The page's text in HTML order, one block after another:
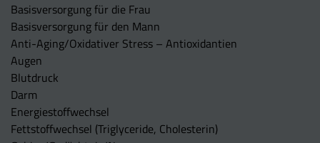
Basisversorgung für die Frau
Basisversorgung für den Mann
Anti-Aging/Oxidativer Stress – Antioxidantien
Augen
Blutdruck
Darm
Energiestoffwechsel
Fettstoffwechsel (Triglyceride, Cholesterin)